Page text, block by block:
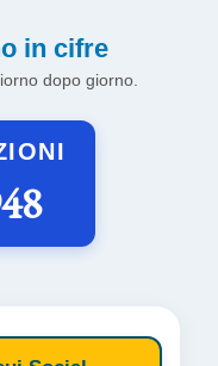
in cifre
dopo giorno.